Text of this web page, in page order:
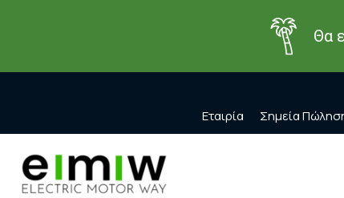
Θα
Εταιρία Σημεία